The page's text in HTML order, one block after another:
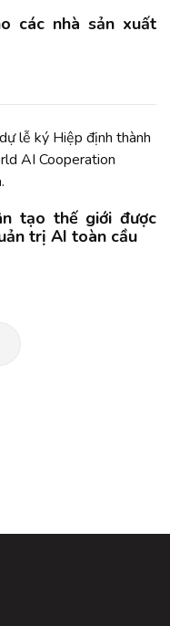
các nhà sản xuất
tạo thế giới được
trị AI toàn cầu